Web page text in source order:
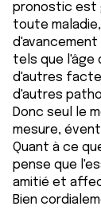
pronostic est
toute
tels que l'âge
d'autres
d'autres
Donc seul le
mesure,
Quant à ce
pense que
amitié et
Bien